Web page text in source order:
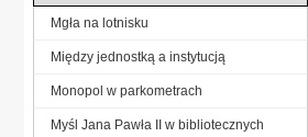
Mgła na lotnisku
Między jednostką a instytucją
Monopol w parkometrach
Myśl Jana Pawła II w bibliotecznych